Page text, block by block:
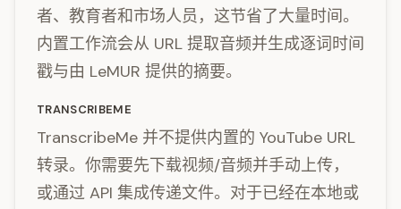
者、教育者和市场人员，这节省了大量时间。
内置工作流会从 URL 提取音频并生成逐词时间
戳与由 LeMUR 提供的摘要。
TRANSCRIBEME
TranscribeMe 并不提供内置的 YouTube URL
转录。你需要先下载视频/音频并手动上传，
或通过 API 集成传递文件。对于已经在本地或